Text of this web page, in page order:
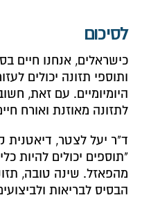
לסיכום
כישראלים, אנחנו חיים
ותוספי תזונה יכולים
היומיומיים. עם זאת,
לתזונה מאוזנת ואורח
ד"ר יעל לצטר, דיאטנית
"תוספים יכולים להיות
מהפאזל. שינה טובה,
הבסיס לבריאות